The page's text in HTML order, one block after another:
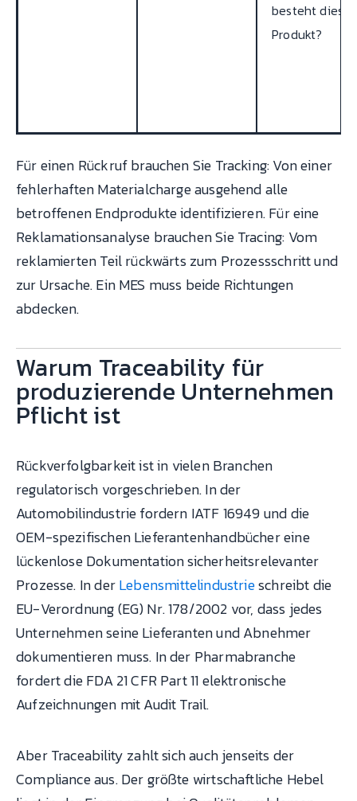
besteht dieses
Produkt?
Für einen Rückruf brauchen Sie Tracking: Von einer
fehlerhaften Materialcharge ausgehend alle
betroffenen Endprodukte identifizieren. Für eine
Reklamationsanalyse brauchen Sie Tracing: Vom
reklamierten Teil rückwärts zum Prozessschritt und
zur Ursache. Ein MES muss beide Richtungen
abdecken.
Warum Traceability für
produzierende Unternehmen
Pflicht ist
Rückverfolgbarkeit ist in vielen Branchen
regulatorisch vorgeschrieben. In der
Automobilindustrie fordern IATF 16949 und die
OEM-spezifischen Lieferantenhandbücher eine
lückenlose Dokumentation sicherheitsrelevanter
Prozesse. In derLebensmittelindustrieschreibt die
EU-Verordnung (EG) Nr. 178/2002 vor, dass jedes
Unternehmen seine Lieferanten und Abnehmer
dokumentieren muss. In der Pharmabranche
fordert die FDA 21 CFR Part 11 elektronische
Aufzeichnungen mit Audit Trail.
Aber Traceability zahlt sich auch jenseits der
Compliance aus. Der größte wirtschaftliche Hebel